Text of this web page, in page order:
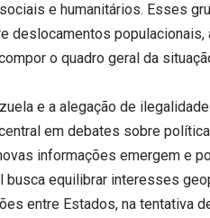
e humanitários. Esses
deslocamentos
o quadro geral da
e a alegação de
em debates sobre
informações emergem e
busca equilibrar interesses
entre Estados, na tentativa